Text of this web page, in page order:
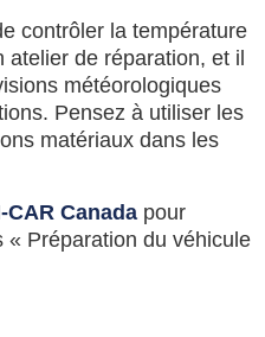
contrôler la température
atelier de réparation, et il
météorologiques
Pensez à utiliser les
matériaux dans les
CAR Canada pour
Préparation du véhicule